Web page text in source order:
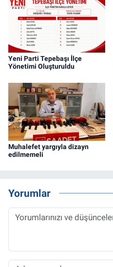
Yeni Parti Tepebaşı İlçe
Yönetimi Oluşturuldu
Muhalefet yargıyla dizayn
edilmemeli
Yorumlar